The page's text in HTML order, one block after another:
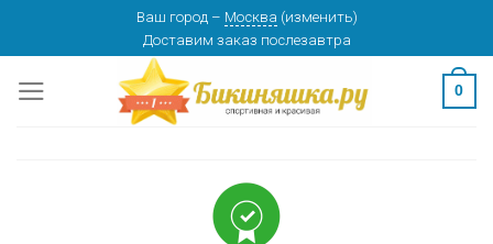
content
Ваш город – Москва (изменить)
Доставим заказ послезавтра
0
изменить